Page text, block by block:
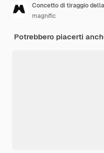
Concetto di tiraggio
magnific
Potrebbero piacerti